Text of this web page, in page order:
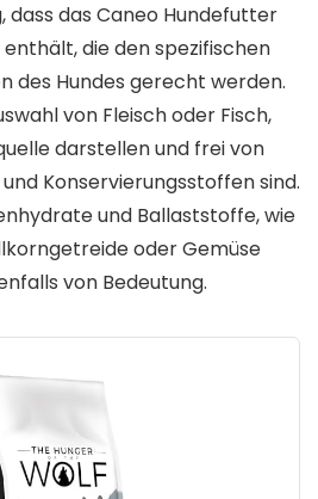
dass das Caneo Hundefutter
die den spezifischen
des Hundes gerecht werden.
von Fleisch oder Fisch,
darstellen und frei von
Konservierungsstoffen sind.
und Ballaststoffe, wie
oder Gemüse
von Bedeutung.